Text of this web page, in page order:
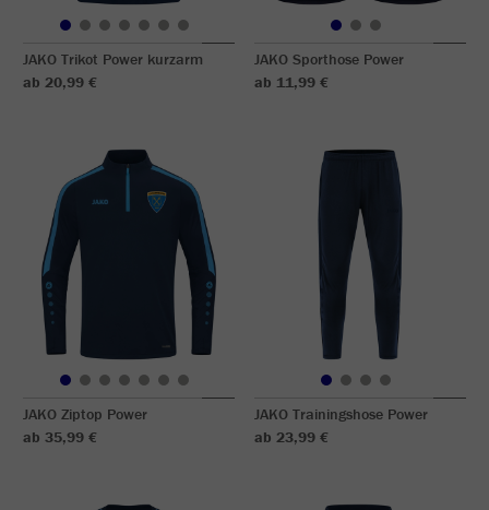
JAKO Trikot Power kurzarm
ab 20,99 €
JAKO Sporthose Power
ab 11,99 €
JAKO Ziptop Power
ab 35,99 €
JAKO Trainingshose Power
ab 23,99 €